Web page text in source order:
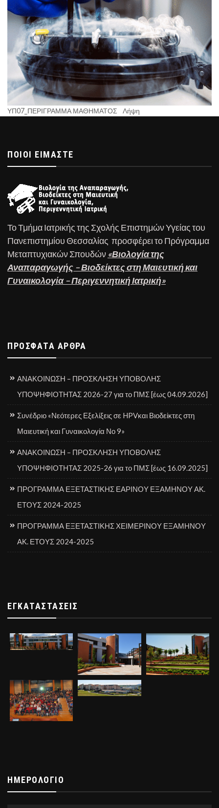
ΥΠ07_ΠΕΡΙΓΡΑΜΜΑ ΜΑΘΗΜΑΤΟΣ Λήψη
ΠΟΙΟΊ ΕΊΜΑΣΤΕ
Το Τμήμα Ιατρικής της Σχολής Επιστημών Υγείας του
Πανεπιστημίου Θεσσαλίας προσφέρει το Πρόγραμμα
Μεταπτυχιακών Σπουδών «Βιολογία της
Αναπαραγωγής – Βιοδείκτες στη Μαιευτική και
Γυναικολογία – Περιγεννητική Ιατρική»
ΠΡΌΣΦΑΤΑ ΆΡΘΡΑ
ΑΝΑΚΟΙΝΩΣΗ – ΠΡΟΣΚΛΗΣΗ ΥΠΟΒΟΛΗΣ
ΥΠΟΨΗΦΙΟΤΗΤΑΣ 2026-27 για το ΠΜΣ [έως 04.09.2026]
Συνέδριο «Νεότερες Εξελίξεις σε HPVκαι Βιοδείκτες στη
Μαιευτική και Γυναικολογία Νο 9»
ΑΝΑΚΟΙΝΩΣΗ – ΠΡΟΣΚΛΗΣΗ ΥΠΟΒΟΛΗΣ
ΥΠΟΨΗΦΙΟΤΗΤΑΣ 2025-26 για το ΠΜΣ [έως 16.09.2025]
ΠΡΟΓΡΑΜΜΑ ΕΞΕΤΑΣΤΙΚΗΣ ΕΑΡΙΝΟΥ ΕΞΑΜΗΝΟΥ ΑΚ.
ΕΤΟΥΣ 2024-2025
ΠΡΟΓΡΑΜΜΑ ΕΞΕΤΑΣΤΙΚΗΣ ΧΕΙΜΕΡΙΝΟΥ ΕΞΑΜΗΝΟΥ
ΑΚ. ΕΤΟΥΣ 2024-2025
ΕΓΚΑΤΑΣΤΆΣΕΙΣ
ΗΜΕΡΟΛΌΓΙΟ